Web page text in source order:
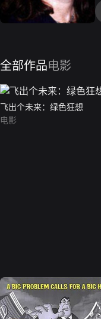
全部作品电影
飞出个未来：绿色狂想
电影